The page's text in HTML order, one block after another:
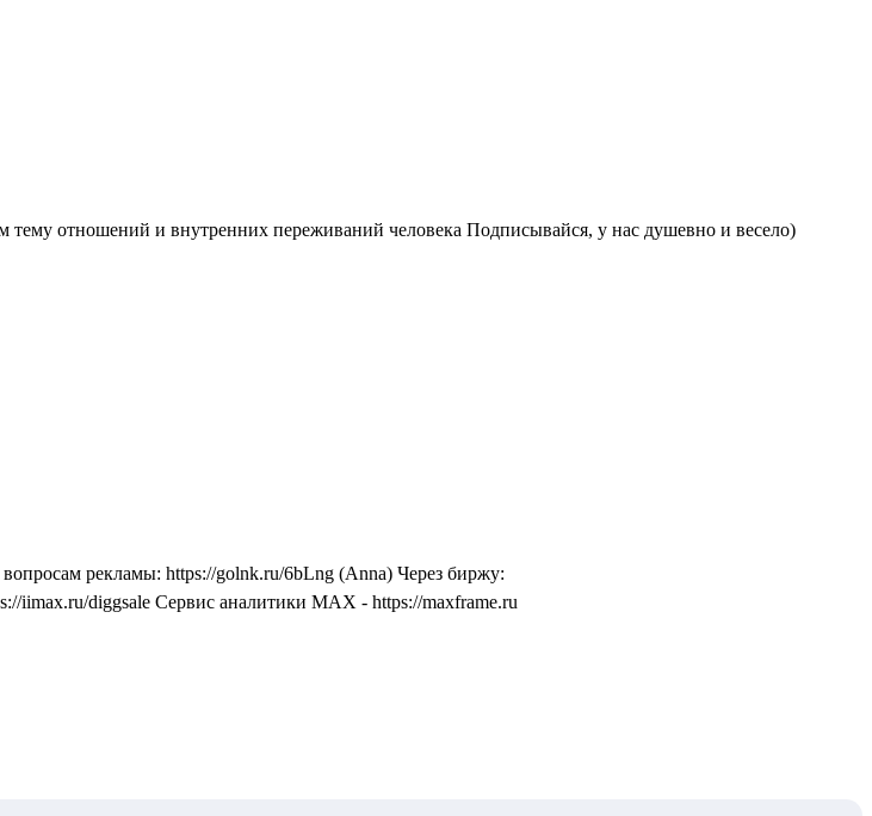
отношений и внутренних переживаний человека Подписывайся, у нас душевно и весело)
рекламы: https://golnk.ru/6bLng (Anna) Через биржу:
diggsale Сервис аналитики MAX - https://maxframe.ru